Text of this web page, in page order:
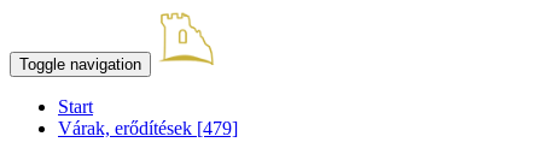
Toggle navigation
Start
Várak, erődítések [479]